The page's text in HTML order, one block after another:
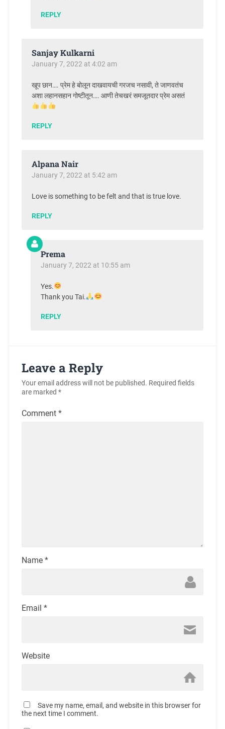
REPLY
Sanjay Kulkarni
January 7, 2022 at 4:02 am
खूप छान…. प्रेम हे बोलून दाखवायची गरजच नसावी, ते जाणवतंच
अशा लहानसहान गोष्टीतून…. आणी तेचखरं समजूतदार प्रेम असतं
REPLY
Alpana Nair
January 7, 2022 at 5:42 am
Love is something to be felt and that is true love.
REPLY
Prema
January 7, 2022 at 10:55 am
Yes.
Thank you Tai.
REPLY
Leave a Reply
Your email address will not be published. Required fields
are marked *
Comment *
Name *
Email *
Website
Save my name, email, and website in this browser for
the next time I comment.